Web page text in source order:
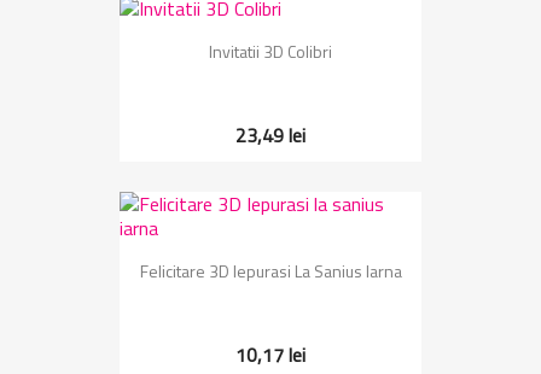
Invitatii 3D Colibri
23,49 lei
Felicitare 3D Iepurasi La Sanius Iarna
10,17 lei